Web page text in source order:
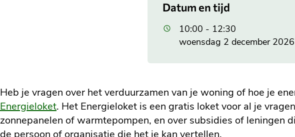
Datum en tijd
10:00 - 12:30
woensdag 2 december 2026
Heb je vragen over het verduurzamen van je woning of hoe je
Energieloket. Het Energieloket is een gratis loket voor al je
zonnepanelen of warmtepompen, en over subsidies of leningen
de persoon of organisatie die het je kan vertellen.